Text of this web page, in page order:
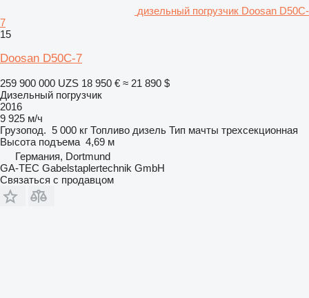
дизельный погрузчик Doosan D50C-
7
15
Doosan D50C-7
259 900 000 UZS 18 950 € ≈ 21 890 $
Дизельный погрузчик
2016
9 925 м/ч
Грузопод. 5 000 кг Топливо дизель Тип мачты трехсекционная
Высота подъема 4,69 м
Германия, Dortmund
GA-TEC Gabelstaplertechnik GmbH
Связаться с продавцом